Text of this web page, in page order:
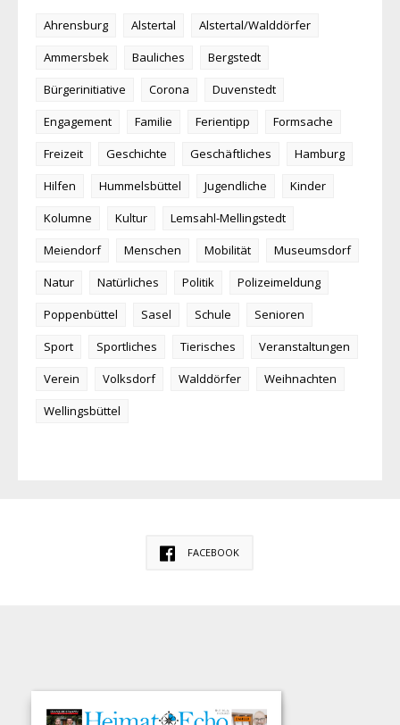
Ahrensburg Alstertal
Alstertal/Walddörfer
Ammersbek
Bauliches
Bergstedt
Bürgerinitiative
Corona
Duvenstedt
Engagement
Familie Ferientipp
Formsache
Freizeit
Geschichte Geschäftliches
Hamburg
Hilfen
Hummelsbüttel Jugendliche
Kinder
Kolumne
Kultur
Lemsahl-Mellingstedt
Meiendorf
Menschen Mobilität
Museumsdorf
Natur
Natürliches Politik
Polizeimeldung
Poppenbüttel
Sasel Schule
Senioren
Sport
Sportliches Tierisches
Veranstaltungen
Verein
Volksdorf Walddörfer
Weihnachten
Wellingsbüttel
FACEBOOK